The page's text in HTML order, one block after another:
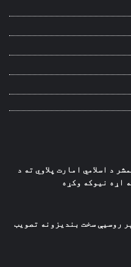
د اسلامي امارت پلاوي ته د
اړه نیوکه وکړه
روسیې سخت بندیزونه تصویب